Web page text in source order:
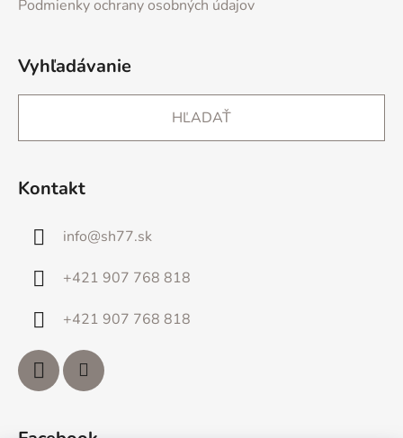
Podmienky ochrany osobných údajov
Vyhľadávanie
HĽADAŤ
Kontakt
info@sh77.sk
+421 907 768 818
+421 907 768 818